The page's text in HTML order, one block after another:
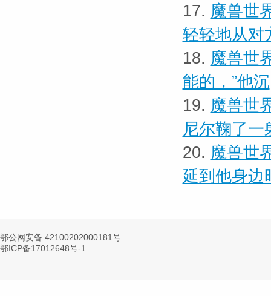
17. 魔兽世
轻轻地从对
18. 魔兽世
能的，”他沉
19. 魔兽世
尼尔鞠了一
20. 魔兽世
延到他身边
鄂公网安备 42100202000181号
鄂ICP备17012648号-1